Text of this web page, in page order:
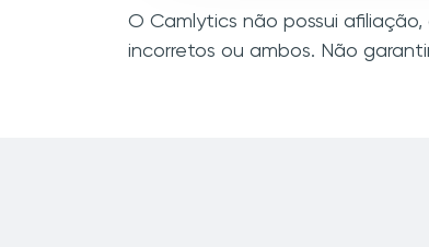
O Camlytics não possui
incorretos ou ambos. Não